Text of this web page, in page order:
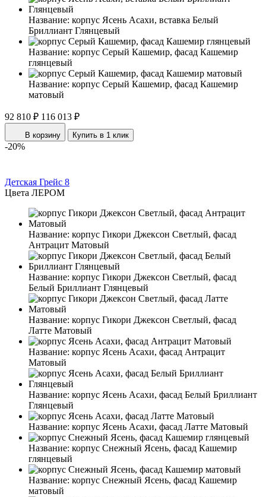
Название: корпус Ясень Асахи, вставка Белый
Бриллиант Глянцевый
Название: корпус Серый Кашемир, фасад Кашемир
глянцевый
Название: корпус Серый Кашемир, фасад Кашемир
матовый
92 810 ₽ 116 013 ₽
В корзину Купить в 1 клик
-20%
Детская Грейс 8
Цвета ЛЕРОМ
Название: корпус Гикори Джексон Светлый, фасад
Антрацит Матовый
Название: корпус Гикори Джексон Светлый, фасад
Белый Бриллиант Глянцевый
Название: корпус Гикори Джексон Светлый, фасад
Латте Матовый
Название: корпус Ясень Асахи, фасад Антрацит
Матовый
Название: корпус Ясень Асахи, фасад Белый Бриллиант
Глянцевый
Название: корпус Ясень Асахи, фасад Латте Матовый
Название: корпус Снежный Ясень, фасад Кашемир
глянцевый
Название: корпус Снежный Ясень, фасад Кашемир
матовый